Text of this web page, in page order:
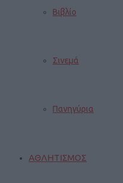
Βιβλίο
Σινεμά
Πανηγύρια
ΑΘΛΗΤΙΣΜΟΣ